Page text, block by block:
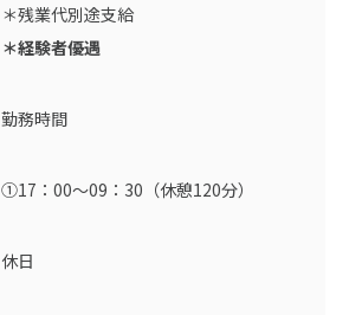
＊残業代別途支給
＊経験者優遇
勤務時間
①17：00～09：30（休憩120分）
休日